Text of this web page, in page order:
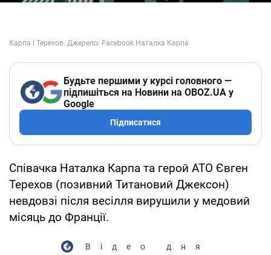
Будьте першими у курсі головного —
підпишіться на Новини на OBOZ.UA у
Google
Підписатися
Співачка Наталка Карпа та герой АТО Євген
Терехов (позивний Титановий Джексон)
невдовзі після весілля вирушили у медовий
місяць до Франції.
Відео дня